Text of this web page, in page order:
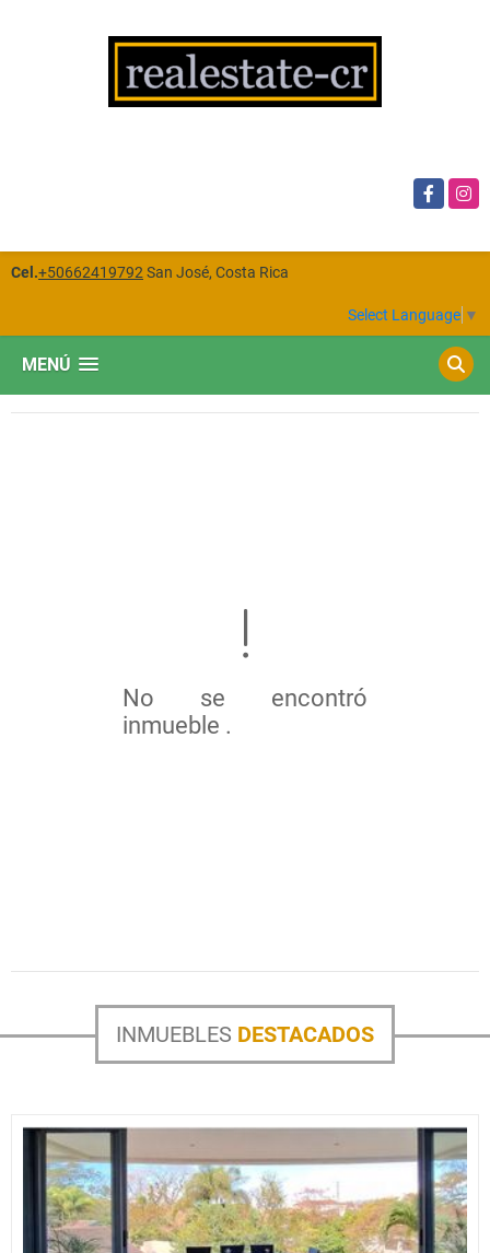
Facebook
Cel.+50662419792 San José, Costa Rica
Select Language ▼
MENÚ
No se encontró
inmueble .
INMUEBLES DESTACADOS